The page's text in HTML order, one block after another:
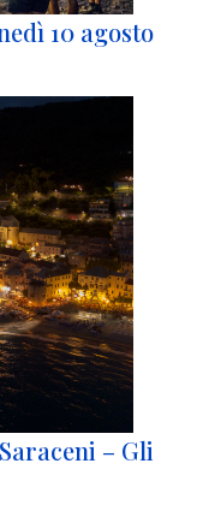
10 agosto
– Gli